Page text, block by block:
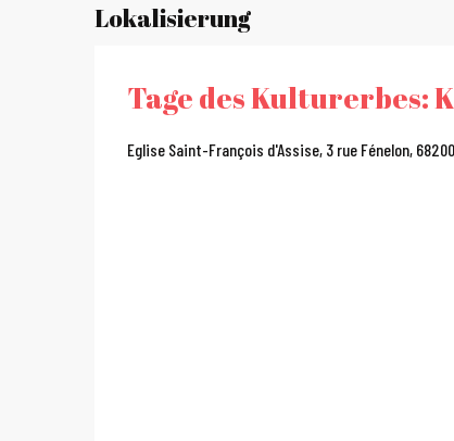
Lokalisierung
Tage des Kulturerbes:
Eglise Saint-François d'Assise, 3 rue Fénelon,